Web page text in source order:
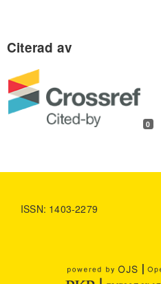
0
ISSN: 1403-2279